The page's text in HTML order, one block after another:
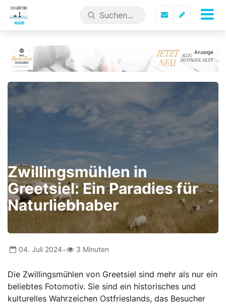
Zwillingsmühlen in
Greetsiel: Ein Paradies für
Naturliebhaber
04. Juli 2024• 3 Minuten
Die Zwillingsmühlen von Greetsiel sind mehr als nur ein
beliebtes Fotomotiv. Sie sind ein historisches und
kulturelles Wahrzeichen Ostfrieslands, das Besucher